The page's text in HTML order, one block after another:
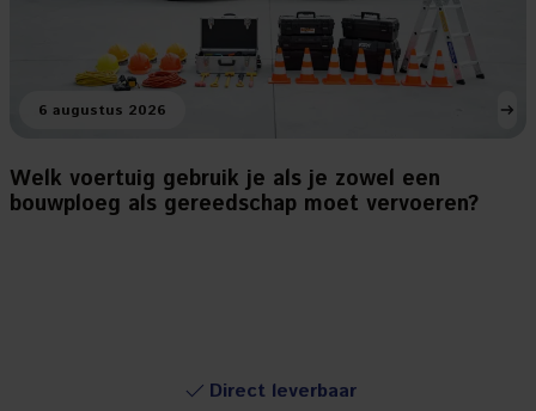
6 augustus 2026
Welk voertuig gebruik je als je zowel een
bouwploeg als gereedschap moet vervoeren?
Direct leverbaar